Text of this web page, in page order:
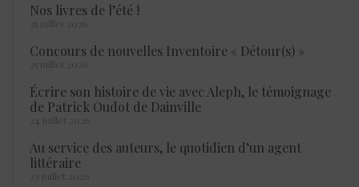
Nos livres de l’été !
25 juillet 2026
Concours de nouvelles Inventoire « Détour(s) »
25 juillet 2026
Écrire son histoire de vie avec Aleph, le témoignage
de Patrick Oudot de Dainville
24 juillet 2026
Au service des auteurs, le quotidien d’un agent
littéraire
23 juillet 2026